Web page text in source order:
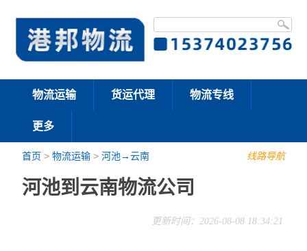
物流运输 货运代理 物流专线
更多
线路导航
首页 >物流运输 >河池→云南
河池到云南物流公司
更新时间：2026-08-08 18:34:21